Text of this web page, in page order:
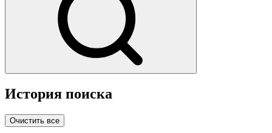
История поиска
Очистить все